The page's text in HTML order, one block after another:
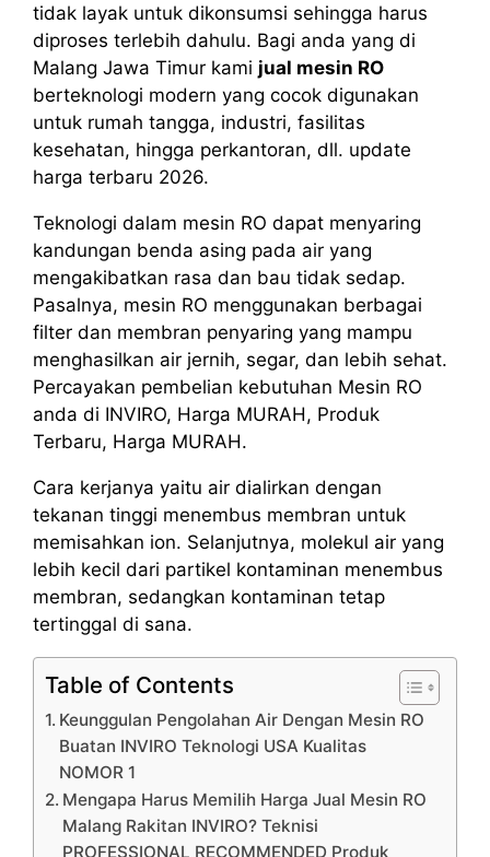
tidak layak untuk dikonsumsi sehingga harus
diproses terlebih dahulu. Bagi anda yang di
Malang Jawa Timur kami jual mesin RO
berteknologi modern yang cocok digunakan
untuk rumah tangga, industri, fasilitas
kesehatan, hingga perkantoran, dll. update
harga terbaru 2026.
Teknologi dalam mesin RO dapat menyaring
kandungan benda asing pada air yang
mengakibatkan rasa dan bau tidak sedap.
Pasalnya, mesin RO menggunakan berbagai
filter dan membran penyaring yang mampu
menghasilkan air jernih, segar, dan lebih sehat.
Percayakan pembelian kebutuhan Mesin RO
anda di INVIRO, Harga MURAH, Produk
Terbaru, Harga MURAH.
Cara kerjanya yaitu air dialirkan dengan
tekanan tinggi menembus membran untuk
memisahkan ion. Selanjutnya, molekul air yang
lebih kecil dari partikel kontaminan menembus
membran, sedangkan kontaminan tetap
tertinggal di sana.
Table of Contents
Keunggulan Pengolahan Air Dengan Mesin RO
Buatan INVIRO Teknologi USA Kualitas
NOMOR 1
Mengapa Harus Memilih Harga Jual Mesin RO
Malang Rakitan INVIRO? Teknisi
PROFESSIONAL RECOMMENDED Produk